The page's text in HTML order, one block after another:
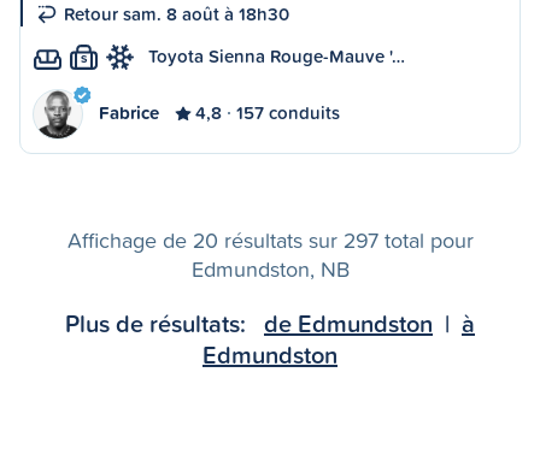
Retour sam. 8 août à 18h30
S Toyota Sienna Rouge-Mauve '…
Fabrice 4,8 157 conduits
Affichage de 20 résultats sur 297 total pour
Edmundston, NB
Plus de résultats: de Edmundston | à
Edmundston